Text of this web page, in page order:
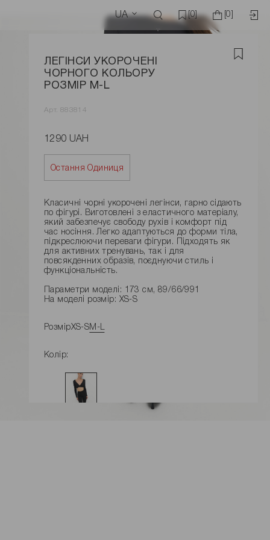
UA [0] [0]
ЛЕГІНСИ УКОРОЧЕНІ
ЧОРНОГО КОЛЬОРУ
РОЗМІР M-L
Арт. 883814
1290 UAH
Остання Одиниця
Класичні чорні укорочені легінси, гарно сідають
по фігурі. Виготовлені з еластичного матеріалу,
який забезпечує свободу рухів і комфорт під
час носіння. Легко адаптуються до форми тіла,
підкреслюючи переваги фігури. Підходять як
для активних тренувань, так і для
повсякденних образів, поєднуючи стиль і
функціональність.
Параметри моделі: 173 см, 89/66/991
На моделі розмір: XS-S
РозмірXS-SM-L
Колір: